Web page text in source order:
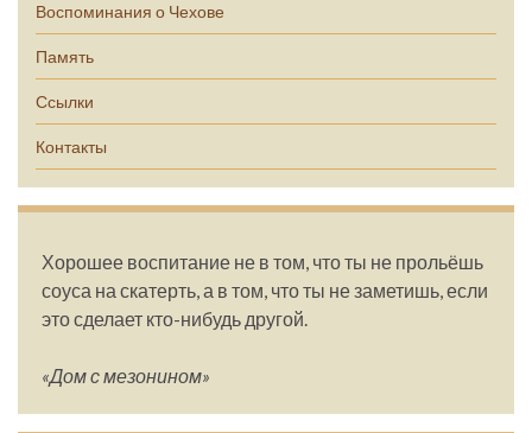
Воспоминания о Чехове
Память
Ссылки
Контакты
Хорошее воспитание не в том, что ты не прольёшь
соуса на скатерть, а в том, что ты не заметишь, если
это сделает кто-нибудь другой.
«Дом с мезонином»